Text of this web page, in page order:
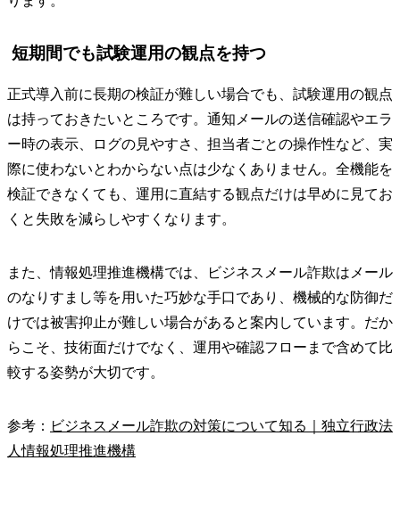
短期間でも試験運用の観点を持つ
正式導入前に長期の検証が難しい場合でも、試験運用の観点
は持っておきたいところです。通知メールの送信確認やエラ
ー時の表示、ログの見やすさ、担当者ごとの操作性など、実
際に使わないとわからない点は少なくありません。全機能を
検証できなくても、運用に直結する観点だけは早めに見てお
くと失敗を減らしやすくなります。
また、情報処理推進機構では、ビジネスメール詐欺はメール
のなりすまし等を用いた巧妙な手口であり、機械的な防御だ
けでは被害抑止が難しい場合があると案内しています。だか
らこそ、技術面だけでなく、運用や確認フローまで含めて比
較する姿勢が大切です。
参考： ビジネスメール詐欺の対策について知る｜独立行政法
人情報処理推進機構